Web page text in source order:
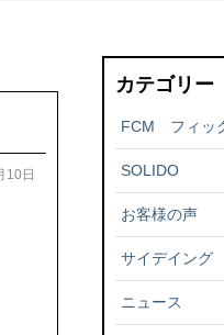
10日
カテゴリー
FCM フィッ
SOLIDO
お客様の声
サイデイング
ニュース